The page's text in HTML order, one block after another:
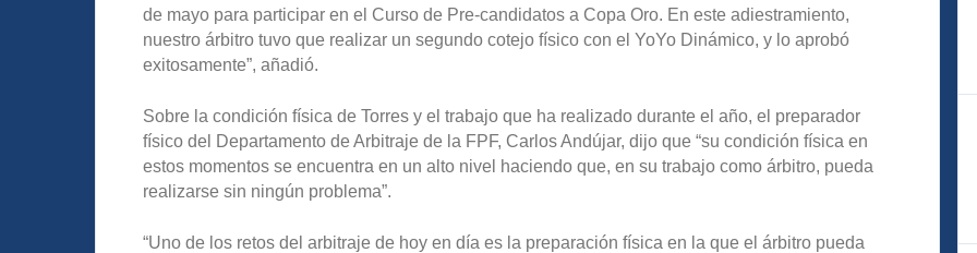
de mayo para participar en el Curso de Pre-candidatos a Copa Oro. En este adiestramiento,
nuestro árbitro tuvo que realizar un segundo cotejo físico con el YoYo Dinámico, y lo aprobó
exitosamente”, añadió.
Sobre la condición física de Torres y el trabajo que ha realizado durante el año, el preparador
físico del Departamento de Arbitraje de la FPF, Carlos Andújar, dijo que “su condición física en
estos momentos se encuentra en un alto nivel haciendo que, en su trabajo como árbitro, pueda
realizarse sin ningún problema”.
“Uno de los retos del arbitraje de hoy en día es la preparación física en la que el árbitro pueda